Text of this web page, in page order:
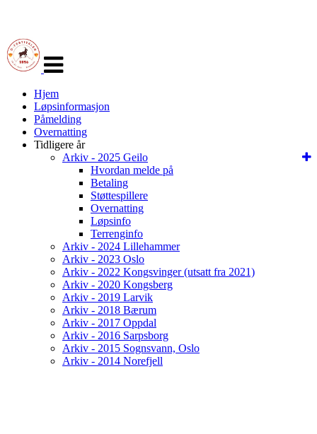
navigasjon
Hjem
Løpsinformasjon
Påmelding
Overnatting
Tidligere år
Arkiv - 2025 Geilo
Hvordan melde på
Betaling
Støttespillere
Overnatting
Løpsinfo
Terrenginfo
Arkiv - 2024 Lillehammer
Arkiv - 2023 Oslo
Arkiv - 2022 Kongsvinger (utsatt fra 2021)
Arkiv - 2020 Kongsberg
Arkiv - 2019 Larvik
Arkiv - 2018 Bærum
Arkiv - 2017 Oppdal
Arkiv - 2016 Sarpsborg
Arkiv - 2015 Sognsvann, Oslo
Arkiv - 2014 Norefjell